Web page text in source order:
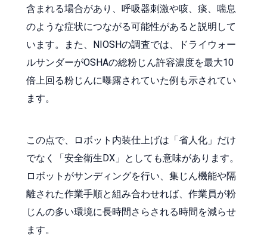
含まれる場合があり、呼吸器刺激や咳、痰、喘息
のような症状につながる可能性があると説明して
います。また、NIOSHの調査では、ドライウォー
ルサンダーがOSHAの総粉じん許容濃度を最大10
倍上回る粉じんに曝露されていた例も示されてい
ます。
この点で、ロボット内装仕上げは「省人化」だけ
でなく「安全衛生DX」としても意味があります。
ロボットがサンディングを行い、集じん機能や隔
離された作業手順と組み合わせれば、作業員が粉
じんの多い環境に長時間さらされる時間を減らせ
ます。